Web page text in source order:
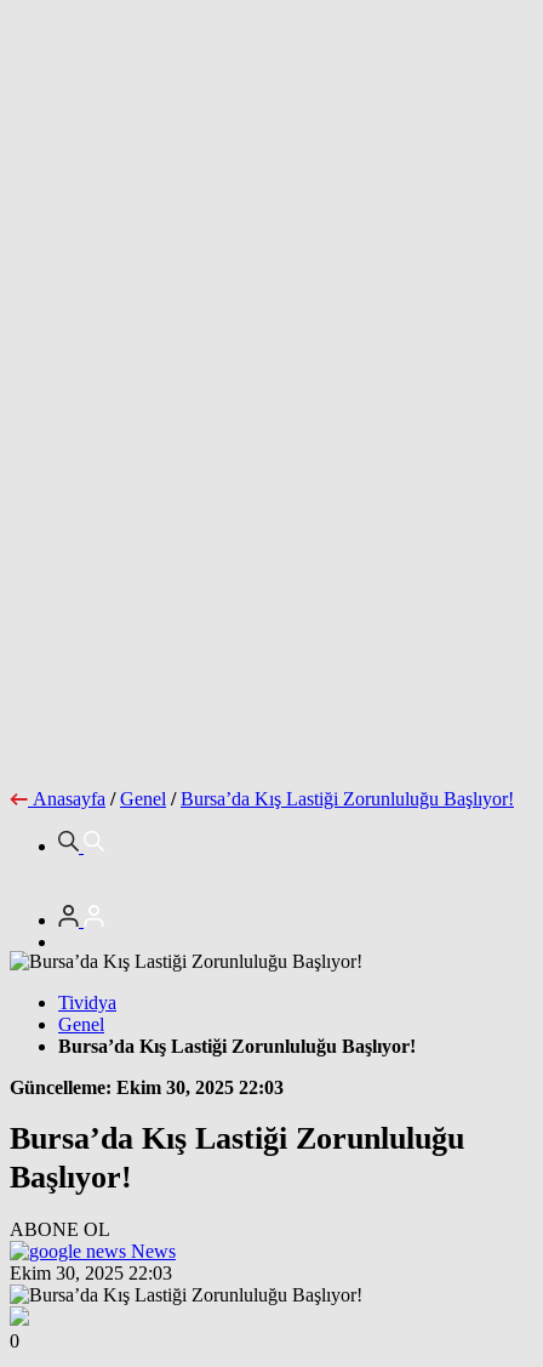
Anasayfa / Genel / Bursa’da Kış Lastiği Zorunluluğu Başlıyor!
Tividya
Genel
Bursa’da Kış Lastiği Zorunluluğu Başlıyor!
Güncelleme: Ekim 30, 2025 22:03
Bursa’da Kış Lastiği Zorunluluğu
Başlıyor!
ABONE OL
News
Ekim 30, 2025 22:03
0